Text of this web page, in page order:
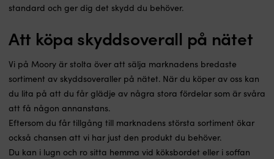
standard och ger dig det skydd du behöver.
Att köpa skyddsoverall på nätet
Vi på Moory är stolta över att sälja marknadens bredaste
sortiment av skyddsoveraller på nätet. När du köper av oss kan
du lita på att du får glädje av några stora fördelar som är svåra
att få någon annanstans.
Eftersom du får tillgång till marknadens största sortiment ökar
också chansen att vi har just den produkt du behöver.
Du kan i lugn och ro sitta hemma vid köksbordet eller i soffan